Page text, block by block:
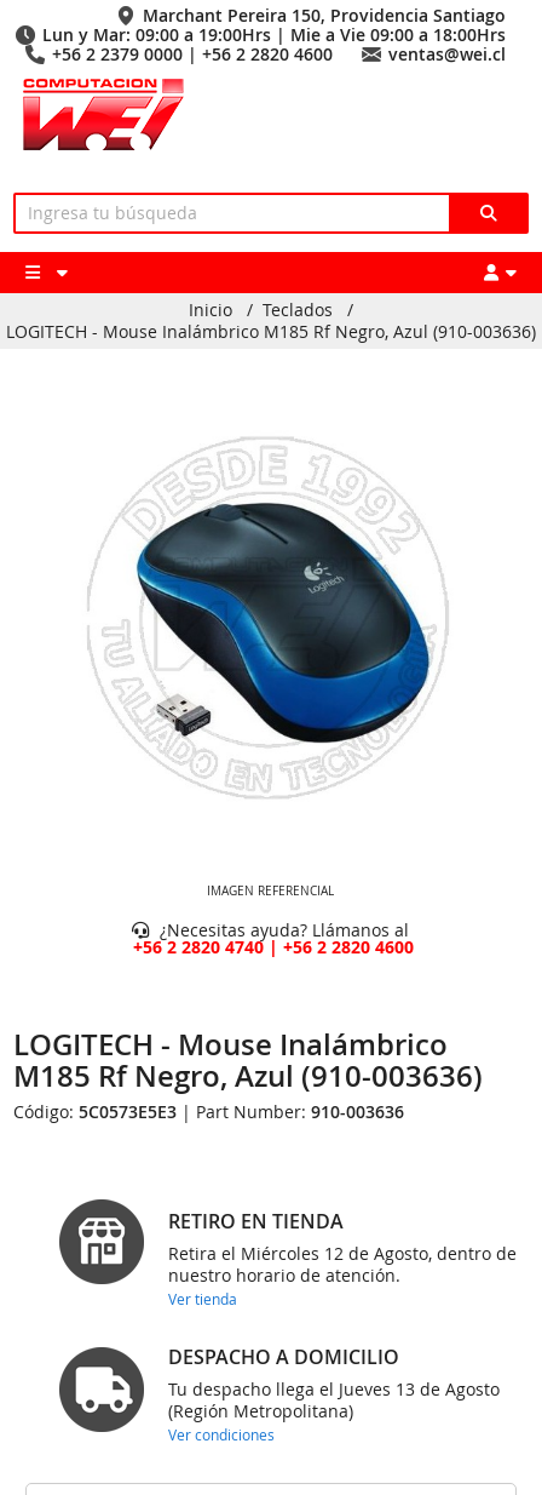
Marchant Pereira 150, Providencia Santiago
Lun y Mar: 09:00 a 19:00Hrs | Mie a Vie 09:00 a 18:00Hrs
+56 2 2379 0000 | +56 2 2820 4600
ventas@wei.cl
Inicio / Teclados
/
LOGITECH - Mouse Inalámbrico M185 Rf Negro, Azul (910-003636)
IMAGEN REFERENCIAL
¿Necesitas ayuda? Llámanos al
+56 2 2820 4740 | +56 2 2820 4600
LOGITECH - Mouse Inalámbrico
M185 Rf Negro, Azul (910-003636)
Código:5C0573E5E3 | Part Number:910-003636
RETIRO EN TIENDA
Retira el Miércoles 12 de Agosto, dentro de
nuestro horario de atención.
Ver tienda
DESPACHO A DOMICILIO
Tu despacho llega el Jueves 13 de Agosto
(Región Metropolitana)
Ver condiciones